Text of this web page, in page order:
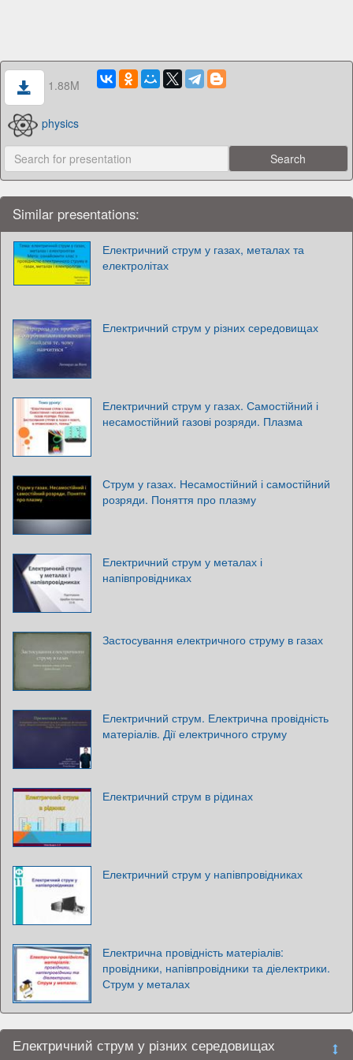
1.88M
physics
Similar presentations:
Електричний струм у газах, металах та
електролітах
Електричний струм у різних середовищах
Електричний струм у газах. Самостійний і
несамостійний газові розряди. Плазма
Струм у газах. Несамостійний і самостійний
розряди. Поняття про плазму
Електричний струм у металах і
напівпровідниках
Застосування електричного струму в газах
Електричний струм. Електрична провідність
матеріалів. Дії електричного струму
Електричний струм в рідинах
Електричний струм у напівпровідниках
Електрична провідність матеріалів:
провідники, напівпровідники та діелектрики.
Струм у металах
Електричний струм у різних середовищах